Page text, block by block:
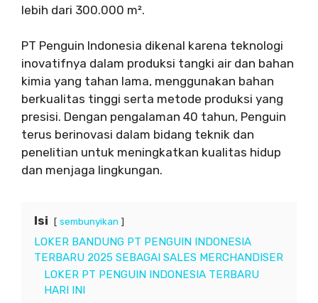
lebih dari 300.000 m².
PT Penguin Indonesia dikenal karena teknologi
inovatifnya dalam produksi tangki air dan bahan
kimia yang tahan lama, menggunakan bahan
berkualitas tinggi serta metode produksi yang
presisi. Dengan pengalaman 40 tahun, Penguin
terus berinovasi dalam bidang teknik dan
penelitian untuk meningkatkan kualitas hidup
dan menjaga lingkungan.
Isi sembunyikan
LOKER BANDUNG PT PENGUIN INDONESIA
TERBARU 2025 SEBAGAI SALES MERCHANDISER
LOKER PT PENGUIN INDONESIA TERBARU
HARI INI